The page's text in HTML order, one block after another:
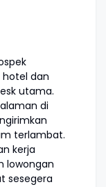
dan
utama.
di
terlambat.
kerja
lowongan
sesegera